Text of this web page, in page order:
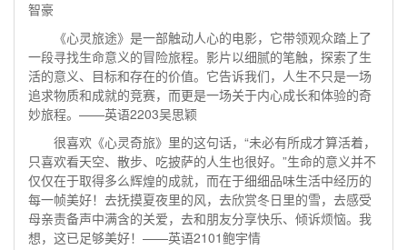
智豪
《心灵旅途》是一部触动人心的电影，它带领观众踏上了
一段寻找生命意义的冒险旅程。影片以细腻的笔触，探索了生
活的意义、目标和存在的价值。它告诉我们，人生不只是一场
追求物质和成就的竞赛，而更是一场关于内心成长和体验的奇
妙旅程。——英语2203吴思颖
很喜欢《心灵奇旅》里的这句话，“未必有所成才算活着，
只喜欢看天空、散步、吃披萨的人生也很好。”生命的意义并不
仅仅在于取得多么辉煌的成就，而在于细细品味生活中经历的
每一帧美好！去抚摸夏夜里的风，去欣赏冬日里的雪，去感受
母亲责备声中满含的关爱，去和朋友分享快乐、倾诉烦恼。我
想，这已足够美好！——英语2101鲍宇情